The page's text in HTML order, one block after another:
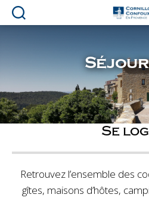
en
Se
Retrouvez l’ensemble des
gîtes, maisons d’hôtes,